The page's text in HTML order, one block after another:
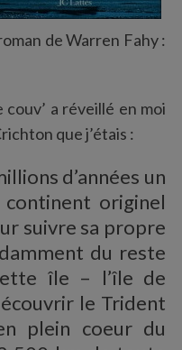
de Warren Fahy :
a réveillé en moi
que j’étais :
d’années un
originel
suivre sa propre
du reste
île – l’île de
le Trident
plein coeur du